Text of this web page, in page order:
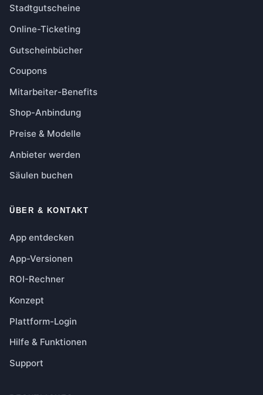
Stadtgutscheine
Online-Ticketing
Gutscheinbücher
Coupons
Mitarbeiter-Benefits
Shop-Anbindung
Preise & Modelle
Anbieter werden
Säulen buchen
ÜBER & KONTAKT
App entdecken
App-Versionen
ROI-Rechner
Konzept
Plattform-Login
Hilfe & Funktionen
Support